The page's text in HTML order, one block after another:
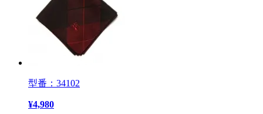
型番：34102
¥4,980